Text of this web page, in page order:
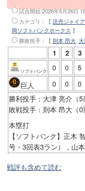
山梨県小瀬スポーツ
福井県営球場
石川県立野球場
富山市民球場アルペ
日本ハム鎌ケ谷球場
埼玉県営大宮公園野球
群馬県立敷島公園野球
ひたちなか市民球場
ヨークいわきスタジア
試合開始:2026年5月26日
カテゴリ：【 読売ジャイ
岡ソフトバンクホークス 】
勝敗投手 ：【 則本 昂大
1 2 3
ソフトバンク 0 0 5
巨人
0 0 0
勝利投手：大津 亮介（5
敗戦投手：則本 昂大（0
本塁打
【ソフトバンク】正木
号・3回表3ラン），山
戦評も含めて読む